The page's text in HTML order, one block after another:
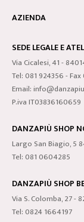
AZIENDA
SEDE LEGALE E
Via Cicalesi, 41 -
Tel: 081 924356 -
Email:
P.iva IT03836160659
DANZAPIÙ SHOP
Largo San Biagio, 5
Tel: 081 0604285
DANZAPIÙ SHOP
Via S. Colomba, 27 -
Tel: 0824 1664197